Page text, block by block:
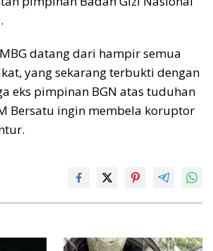
datang dari hampir semua
yang sekarang terbukti dengan
eks pimpinan BGN atas tuduhan
Bersatu ingin membela koruptor